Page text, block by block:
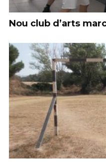
Nou club d’arts